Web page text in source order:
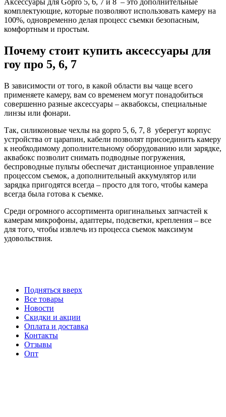
Аксессуары для Goprо 5, 6, 7 и 8 – это дополнительные
комплектующие, которые позволяют использовать камеру на
100%, одновременно делая процесс съемки безопасным,
комфортным и простым.
Почему стоит купить аксессуары для
гоу про 5, 6, 7
В зависимости от того, в какой области вы чаще всего
применяете камеру, вам со временем могут понадобиться
совершенно разные аксессуары – аквабоксы, специальные
линзы или фонари.
Так, силиконовые чехлы на gopro 5, 6, 7, 8 уберегут корпус
устройства от царапин, кабели позволят присоединить камеру
к необходимому дополнительному оборудованию или зарядке,
аквабокс позволит снимать подводные погружения,
беспроводные пульты обеспечат дистанционное управление
процессом съемок, а дополнительный аккумулятор или
зарядка пригодятся всегда – просто для того, чтобы камера
всегда была готова к съемке.
Среди огромного ассортимента оригинальных запчастей к
камерам микрофоны, адаптеры, подсветки, крепления – все
для того, чтобы извлечь из процесса съемок максимум
удовольствия.
Подняться вверх
Все товары
Новости
Скидки и акции
Оплата и доставка
Контакты
Отзывы
Опт